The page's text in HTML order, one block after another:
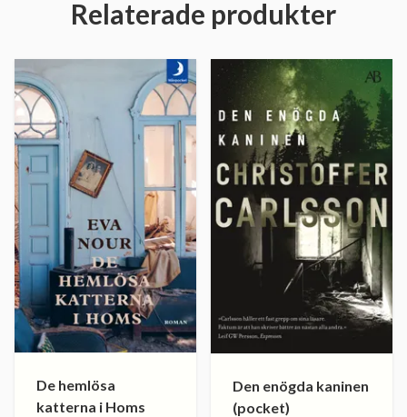
Relaterade produkter
De hemlösa
katterna i Homs
Den enögda kaninen
(pocket)